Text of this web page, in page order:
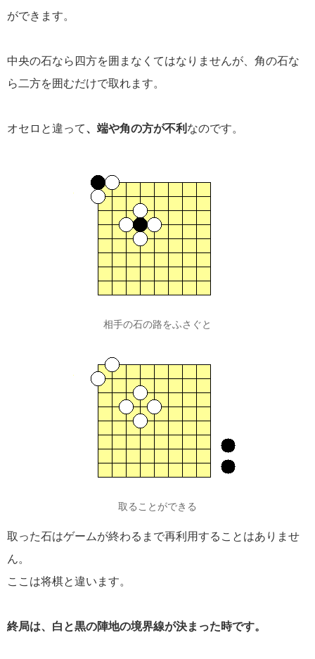
ができます。
中央の石なら四方を囲まなくてはなりませんが、角の石な
ら二方を囲むだけで取れます。
オセロと違って、端や角の方が不利 なのです。
相手の石の路をふさぐと
取ることができる
取った石はゲームが終わるまで再利用することはありませ
ん。
ここは将棋と違います。
終局は、白と黒の陣地の境界線が決まった時です。